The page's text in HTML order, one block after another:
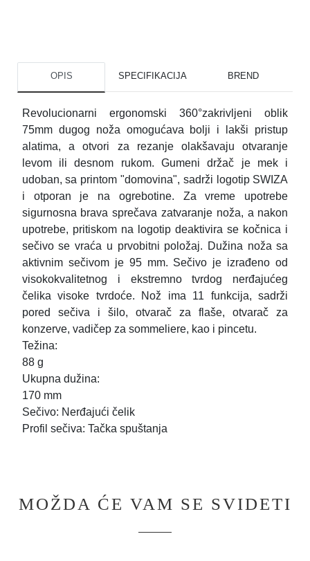
OPIS SPECIFIKACIJA BREND
Revolucionarni ergonomski 360°zakrivljeni oblik
75mm dugog noža omogućava bolji i lakši pristup
alatima, a otvori za rezanje olakšavaju otvaranje
levom ili desnom rukom. Gumeni držač je mek i
udoban, sa printom "domovina", sadrži logotip SWIZA
i otporan je na ogrebotine. Za vreme upotrebe
sigurnosna brava sprečava zatvaranje noža, a nakon
upotrebe, pritiskom na logotip deaktivira se kočnica i
sečivo se vraća u prvobitni položaj. Dužina noža sa
aktivnim sečivom je 95 mm. Sečivo je izrađeno od
visokokvalitetnog i ekstremno tvrdog nerđajućeg
čelika visoke tvrdoće. Nož ima 11 funkcija, sadrži
pored sečiva i šilo, otvarač za flaše, otvarač za
konzerve, vadičep za sommeliere, kao i pincetu.
Težina:
88 g
Ukupna dužina:
170 mm
Sečivo: Nerđajući čelik
Profil sečiva: Tačka spuštanja
MOŽDA ĆE VAM SE SVIDETI